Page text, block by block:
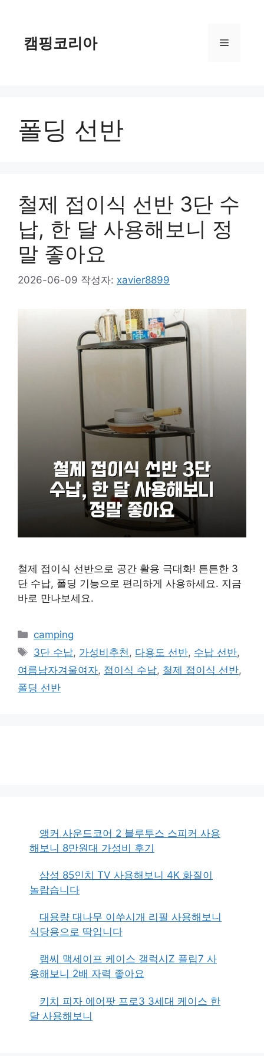
캠핑코리아 메
폴딩 선반
철제 접이식 선반 3단 수
납, 한 달 사용해보니 정
말 좋아요
2026-06-09 작성자: xavier8899
철제 접이식 선반으로 공간 활용 극대화! 튼튼한 3
단 수납, 폴딩 기능으로 편리하게 사용하세요. 지금
바로 만나보세요.
카
테
리
camping
태
그
3단 수납, 가성비추천 , 다용도 선반, 수납 선반,
여름남자겨울여자, 접이식 수납, 철제 접이식 선반,
폴딩 선반
앵커 사운드코어 2 블루투스 스피커 사용
해보니 8만원대 가성비 후기
삼성 85인치 TV 사용해보니 4K 화질이
놀랍습니다
대용량 대나무 이쑤시개 리필 사용해보니
식당용으로 딱입니다
랩씨 맥세이프 케이스 갤럭시Z 플립7 사
용해보니 2배 자력 좋아요
키치 피자 에어팟 프로3 3세대 케이스 한
달 사용해보니